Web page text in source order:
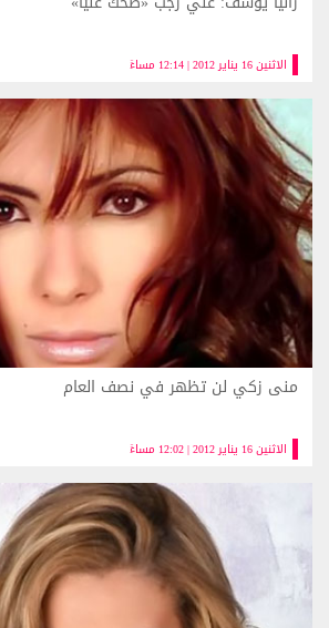
الاثنين 16 يناير 2012 | 12:14 مساءً
الاثنين 16 يناير 2012 | 12:02 مساءً
منى زكي لن تظهر في نصف العام